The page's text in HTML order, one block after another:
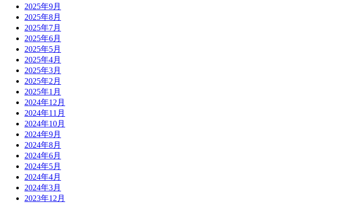
2025年9月
2025年8月
2025年7月
2025年6月
2025年5月
2025年4月
2025年3月
2025年2月
2025年1月
2024年12月
2024年11月
2024年10月
2024年9月
2024年8月
2024年6月
2024年5月
2024年4月
2024年3月
2023年12月